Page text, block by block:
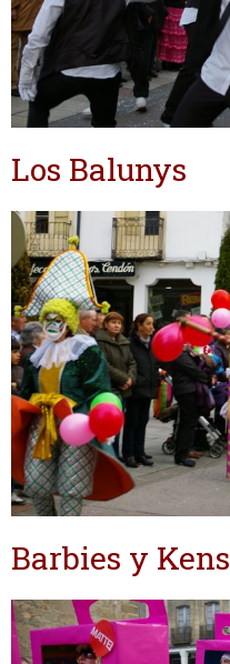
Los Balunys
Barbies y Kens